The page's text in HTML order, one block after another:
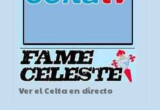
Ver el Celta en directo